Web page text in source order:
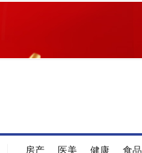
房产 医美 健康 食品